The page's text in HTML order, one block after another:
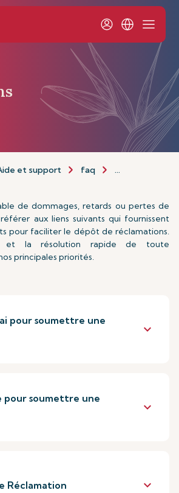
et support faq Réclamations
de dommages, retards ou pertes de
aux liens suivants qui fournissent
pour faciliter le dépôt de réclamations.
et la résolution rapide de toute
principales priorités.
pour soumettre une
keyboard_arrow_down
pour soumettre une
keyboard_arrow_down
Réclamation keyboard_arrow_down